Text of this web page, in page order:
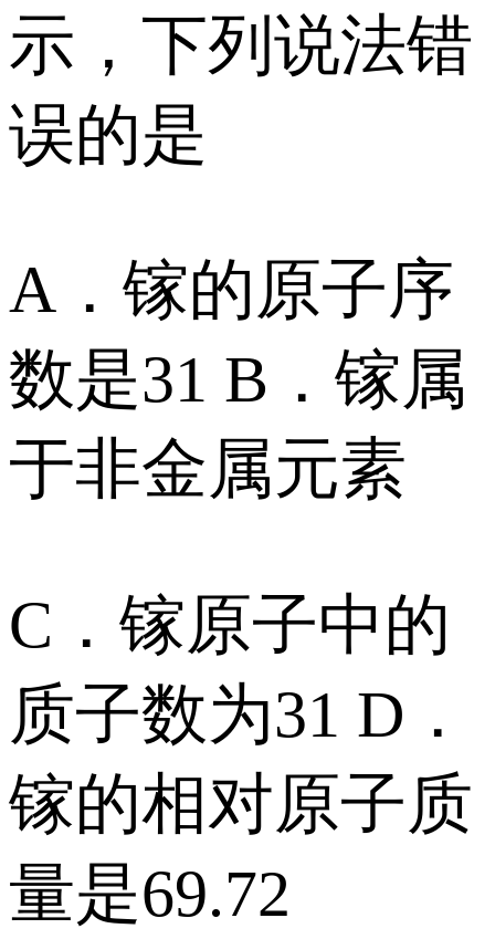
示，下列说法错
误的是
A．镓的原子序
数是31 B．镓属
于非金属元素
C．镓原子中的
质子数为31 D．
镓的相对原子质
量是69.72